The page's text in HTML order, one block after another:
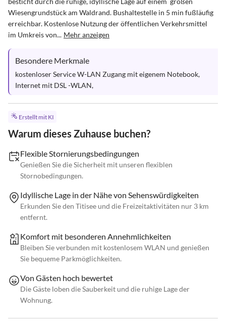
Wiesengrundstück am Waldrand. Bushaltestelle in 5 min fußläufig
erreichbar. Kostenlose Nutzung der öffentlichen Verkehrsmittel
im Umkreis von... Mehr anzeigen
Besondere Merkmale
kostenloser Service W-LAN Zugang mit eigenem Notebook,
Internet mit DSL -WLAN,
Erstellt mit KI
Warum dieses Zuhause buchen?
Flexible Stornierungsbedingungen
Genießen Sie die Sicherheit mit unseren flexiblen
Stornobedingungen.
Idyllische Lage in der Nähe von Sehenswürdigkeiten
Erkunden Sie den Titisee und die Freizeitaktivitäten nur 3 km
entfernt.
Komfort mit besonderen Annehmlichkeiten
Bleiben Sie verbunden mit kostenlosem WLAN und genießen
Sie bequeme Parkmöglichkeiten.
Von Gästen hoch bewertet
Die Gäste loben die Sauberkeit und die ruhige Lage der
Wohnung.